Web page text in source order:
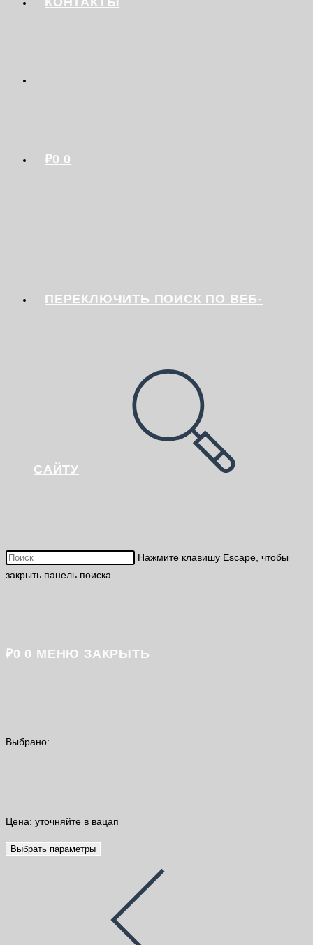
₽0 0
ПЕРЕКЛЮЧИТЬ ПОИСК ПО ВЕБ-
САЙТУ
Нажмите клавишу Escape, чтобы
закрыть панель поиска.
₽0 0 МЕНЮ ЗАКРЫТЬ
Выбрано:
Цена: уточняйте в вацап
Выбрать параметры